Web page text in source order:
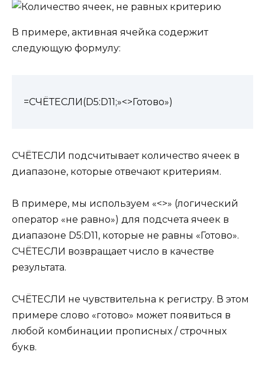
В примере, активная ячейка содержит
следующую формулу:
=СЧЁТЕСЛИ(D5:D11;»<>Готово»)
СЧЁТЕСЛИ подсчитывает количество ячеек в
диапазоне, которые отвечают критериям.
В примере, мы используем «<>» (логический
оператор «не равно») для подсчета ячеек в
диапазоне D5:D11, которые не равны «Готово».
СЧЁТЕСЛИ возвращает число в качестве
результата.
СЧЁТЕСЛИ не чувствительна к регистру. В этом
примере слово «готово» может появиться в
любой комбинации прописных / строчных
букв.